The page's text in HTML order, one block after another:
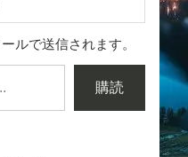
ルで送信されます。
購読